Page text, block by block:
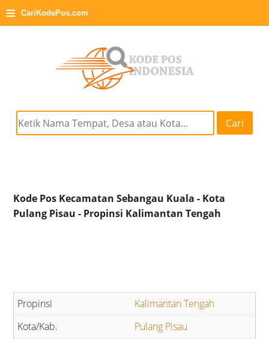
≡ CariKodePos.com
Cari
Kode Pos Kecamatan Sebangau Kuala - Kota
Pulang Pisau - Propinsi Kalimantan Tengah
Kalimantan Tengah
Pulang Pisau